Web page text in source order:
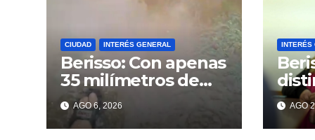
CIUDAD INTERÉS GENERAL
Berisso: Con apenas
35 milímetros de
lluvia ya se sienten
los problemas
AGO 6, 2026 AGO